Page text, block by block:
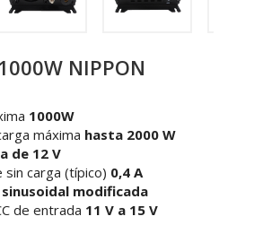
NIPPON
1000W
máxima hasta 2000 W
de 12 V
carga (típico) 0,4 A
sinusoidal modificada
de entrada 11 V a 15 V